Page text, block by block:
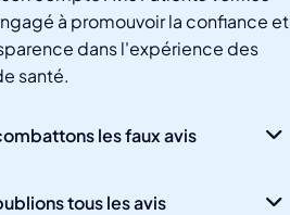
à promouvoir la confiance et
dans l'expérience des
santé.
les faux avis
tous les avis